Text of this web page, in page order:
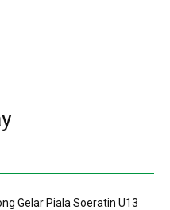
Gelar Piala Soeratin U13